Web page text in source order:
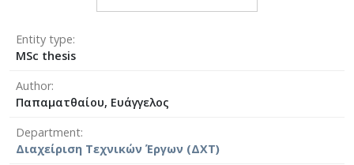
Entity type
MSc thesis
Author
Παπαματθαίου, Ευάγγελος
Department
Διαχείριση Τεχνικών Έργων (ΔΧΤ)